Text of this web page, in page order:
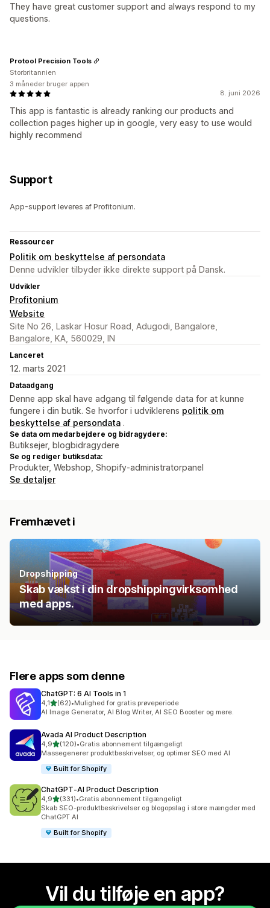
They have great customer support and always respond to my
questions.
8. juni 2026
This app is fantastic is already ranking our products and
collection pages higher up in google, very easy to use would
highly recommend
Protool Precision Tools
Storbritannien
3 måneder bruger appen
Support
App-support leveres af Profitonium.
Ressourcer
Politik om beskyttelse af persondata
Denne udvikler tilbyder ikke direkte support på Dansk.
Udvikler
Profitonium
Website
Site No 26, Laskar Hosur Road, Adugodi, Bangalore,
Bangalore, KA, 560029, IN
Lanceret
12. marts 2021
Dataadgang
Denne app skal have adgang til følgende data for at kunne
fungere i din butik. Se hvorfor i udviklerens politik om
beskyttelse af persondata .
Se data om medarbejdere og bidragydere:
Butiksejer, blogbidragydere
Se og rediger butiksdata:
Produkter, Webshop, Shopify-administratorpanel
Se detaljer
Fremhævet i
Dropshipping
Skab vækst i din dropshippingvirksomhed
med apps.
Flere apps som denne
ChatGPT: 6 AI Tools in 1
4,1ud af 5 stjerner
(62)
62 anmeldelser i alt
•Mulighed for gratis prøveperiode
AI Image Generator, AI Blog Writer, AI SEO Booster og mere.
Avada AI Product Description
4,9ud af 5 stjerner
(120)
120 anmeldelser i alt
•Gratis abonnement tilgængeligt
Massegenerer produktbeskrivelser, og optimer SEO med AI
Built for Shopify
ChatGPT‑AI Product Description
4,9ud af 5 stjerner
(331)
331 anmeldelser i alt
•Gratis abonnement tilgængeligt
Skab SEO-produktbeskrivelser og blogopslag i store mængder med
ChatGPT AI
Built for Shopify
Vil du tilføje en app?